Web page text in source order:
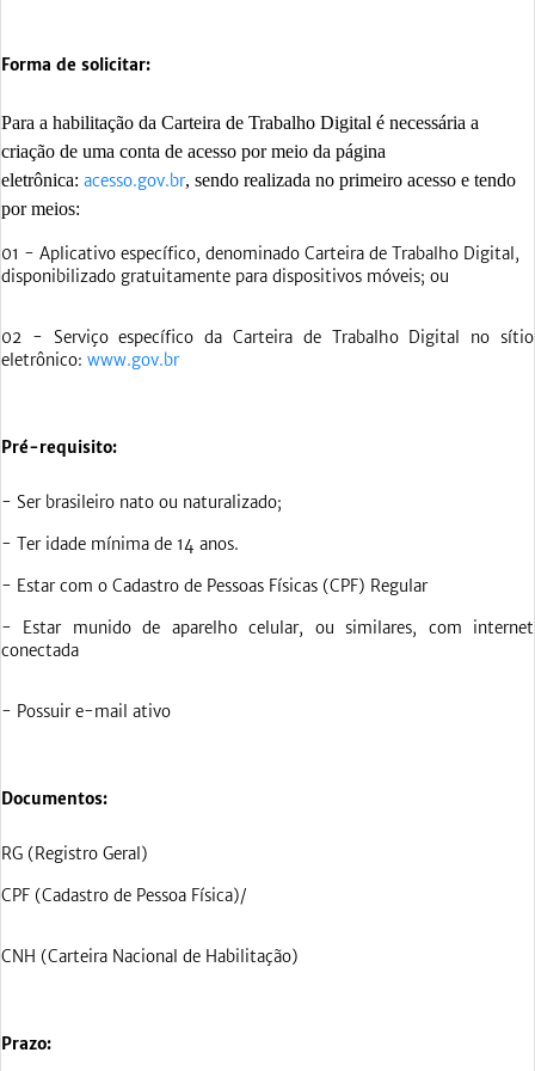
Forma de solicitar:
Para a habilitação da Carteira de Trabalho Digital é necessária a
criação de uma conta de acesso por meio da página
eletrônica: acesso.gov.br, sendo realizada no primeiro acesso e tendo
por meios:
01 - Aplicativo específico, denominado Carteira de Trabalho Digital,
disponibilizado gratuitamente para dispositivos móveis; ou
02 - Serviço específico da Carteira de Trabalho Digital no sítio
eletrônico: www.gov.br
Pré-requisito:
- Ser brasileiro nato ou naturalizado;
- Ter idade mínima de 14 anos.
- Estar com o Cadastro de Pessoas Físicas (CPF) Regular
- Estar munido de aparelho celular, ou similares, com internet
conectada
- Possuir e-mail ativo
Documentos:
RG (Registro Geral)
CPF (Cadastro de Pessoa Física)/
CNH (Carteira Nacional de Habilitação)
Prazo: